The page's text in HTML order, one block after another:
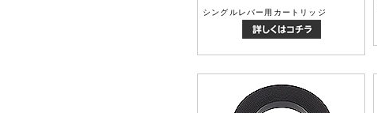
シングルレバー用カートリッジ